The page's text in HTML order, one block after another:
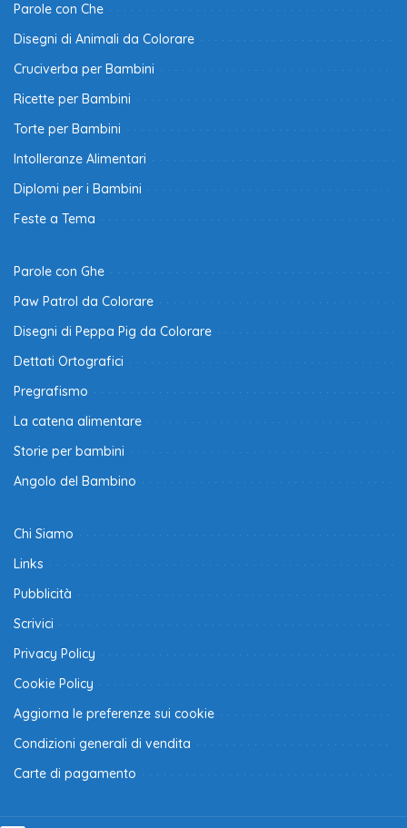
Parole con Che
Disegni di Animali da Colorare
Cruciverba per Bambini
Ricette per Bambini
Torte per Bambini
Intolleranze Alimentari
Diplomi per i Bambini
Feste a Tema
Parole con Ghe
Paw Patrol da Colorare
Disegni di Peppa Pig da Colorare
Dettati Ortografici
Pregrafismo
La catena alimentare
Storie per bambini
Angolo del Bambino
Chi Siamo
Links
Pubblicità
Scrivici
Privacy Policy
Cookie Policy
Aggiorna le preferenze sui cookie
Condizioni generali di vendita
Carte di pagamento